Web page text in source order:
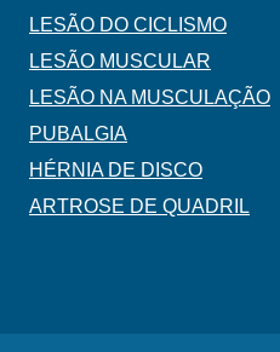
LESÃO DO CICLISMO
LESÃO MUSCULAR
LESÃO NA MUSCULAÇÃO
PUBALGIA
HÉRNIA DE DISCO
ARTROSE DE QUADRIL